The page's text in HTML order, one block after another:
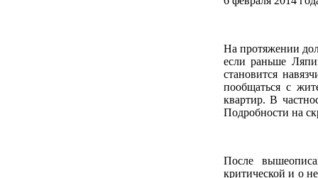
На протяжении
если раньше
становится
пообщаться с
квартир. В
Подробности на
После
критической и о